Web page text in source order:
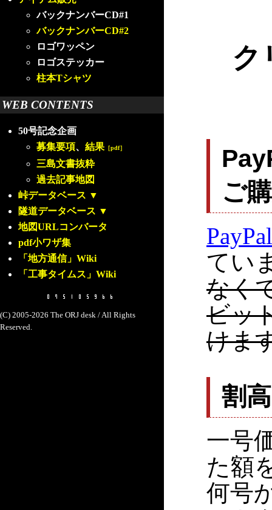
バックナンバーCD#1
バックナンバーCD#2
ロゴワッペン
ロゴステッカー
柱本Tシャツ
WEB CONTENTS
50号記念企画
募集要項、 結果 ［pdf］
三島文書抜粋
過去記事地図
峠データベース ▼
隧道データベース ▼
地図URLコンバータ
pdf小ワザ集
「地方通信」Wiki
「工事タイムス」Wiki
(C) 2005-2026 The ORJ desk / All Rights
Reserved.
ク
ご
PayPal
てい
なく
ビッ
けま
割
一号
た額
何号